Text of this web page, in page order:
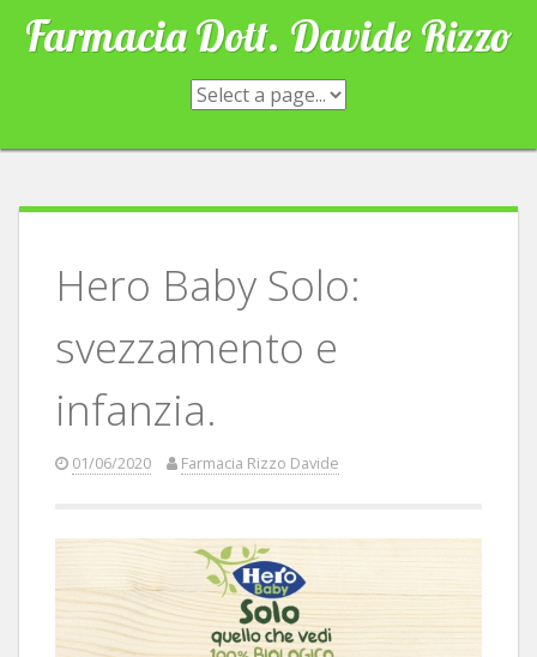
SkipFarmacia Dott. Davide Rizzo
Hero Baby Solo:
svezzamento e
infanzia.
01/06/2020 Farmacia Rizzo Davide